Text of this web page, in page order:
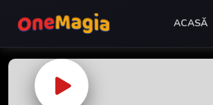
ACASĂ